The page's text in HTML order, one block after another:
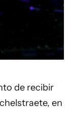
de recibir
en